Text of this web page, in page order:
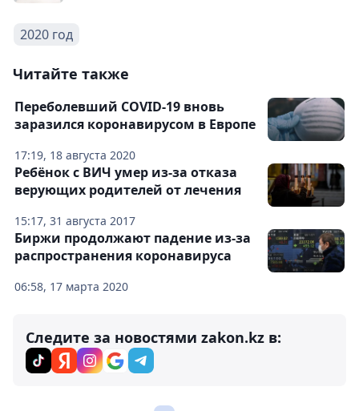
2020 год
Читайте также
17:19, 18 августа 2020
Переболевший COVID-19 вновь
заразился коронавирусом в Европе
15:17, 31 августа 2017
Ребёнок с ВИЧ умер из-за отказа
верующих родителей от лечения
06:58, 17 марта 2020
Биржи продолжают падение из-за
распространения коронавируса
Следите за новостями zakon.kz в: